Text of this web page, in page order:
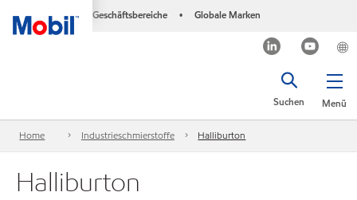
Geschäftsbereiche • Globale Marken
Menü
Suchen
Home Industrieschmierstoffe Halliburton
Halliburton